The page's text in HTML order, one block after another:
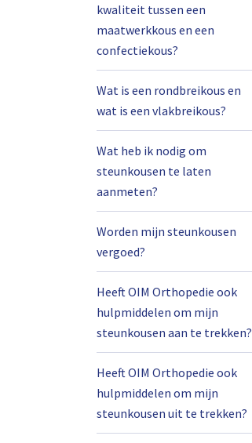
kwaliteit tussen een
maatwerkkous en een
confectiekous?
Wat is een rondbreikous en
wat is een vlakbreikous?
Wat heb ik nodig om
steunkousen te laten
aanmeten?
Worden mijn steunkousen
vergoed?
Heeft OIM Orthopedie ook
hulpmiddelen om mijn
steunkousen aan te trekken?
Heeft OIM Orthopedie ook
hulpmiddelen om mijn
steunkousen uit te trekken?